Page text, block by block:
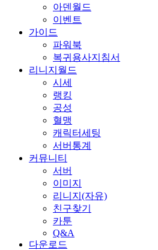
아덴월드
이벤트
가이드
파워북
복귀용사지침서
리니지월드
시세
랭킹
공성
혈맹
캐릭터세팅
서버통계
커뮤니티
서버
이미지
리니지(자유)
친구찾기
카툰
Q&A
다운로드